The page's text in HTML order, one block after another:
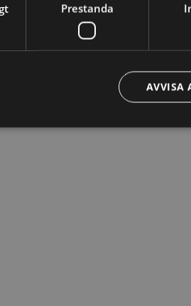
avtal som sluts även
den som måste bevisa det,
systemutvecklarna valt att
att det förelåg.
Prestanda
AVVISA